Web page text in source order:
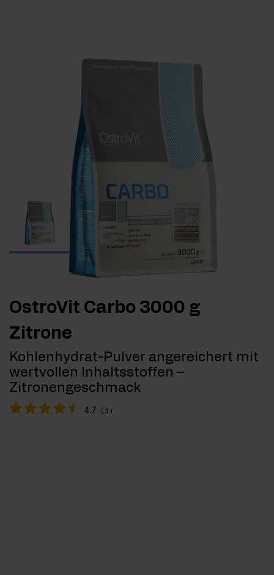
OstroVit Carbo 3000 g
Zitrone
Kohlenhydrat-Pulver angereichert mit
wertvollen Inhaltsstoffen –
Zitronengeschmack
4.7 ( 3 )